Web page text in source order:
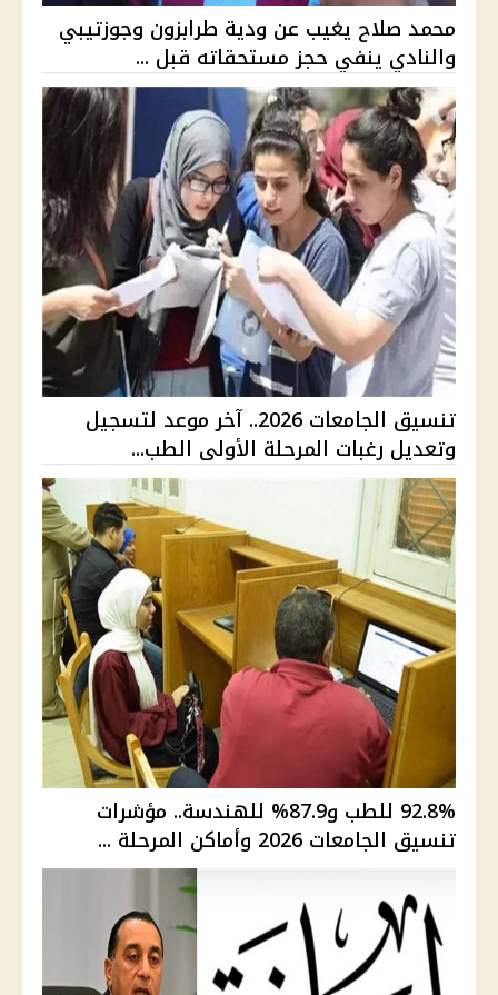
محمد صلاح يغيب عن ودية طرابزون وجوزتيبي
والنادي ينفي حجز مستحقاته قبل ...
تنسيق الجامعات 2026.. آخر موعد لتسجيل
وتعديل رغبات المرحلة الأولى الطب...
92.8% للطب و87.9% للهندسة.. مؤشرات
تنسيق الجامعات 2026 وأماكن المرحلة ...